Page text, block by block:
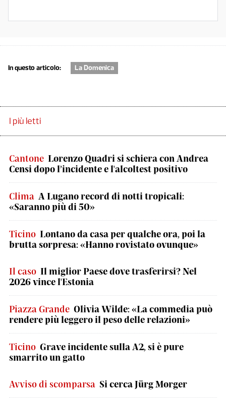
In questo articolo: La Domenica
I più letti
Cantone Lorenzo Quadri si schiera con Andrea
Censi dopo l’incidente e l'alcoltest positivo
Clima A Lugano record di notti tropicali:
«Saranno più di 50»
Ticino Lontano da casa per qualche ora, poi la
brutta sorpresa: «Hanno rovistato ovunque»
Il caso Il miglior Paese dove trasferirsi? Nel
2026 vince l'Estonia
Piazza Grande Olivia Wilde: «La commedia può
rendere più leggero il peso delle relazioni»
Ticino Grave incidente sulla A2, si è pure
smarrito un gatto
Avviso di scomparsa Si cerca Jürg Morger